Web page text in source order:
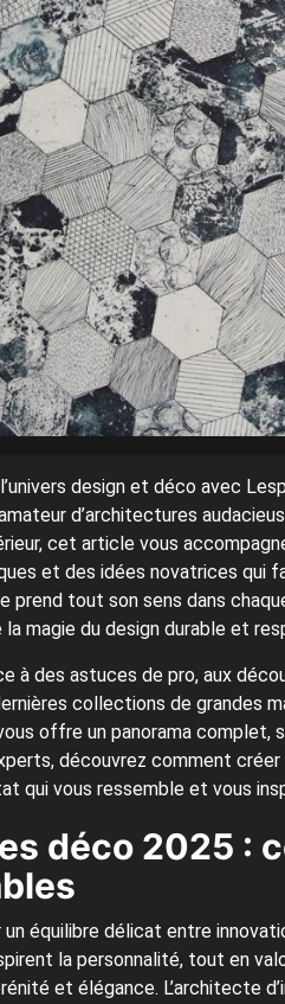
design et déco avec
d’architectures
cet article vous
et des idées novatrices qui
prend tout son sens dans
magie du design durable et
à des astuces de pro, aux
collections de grandes
offre un panorama complet,
découvrez comment
qui vous ressemble et vous
déco 2025 :
un équilibre délicat entre
la personnalité, tout en
et élégance. L’architecte